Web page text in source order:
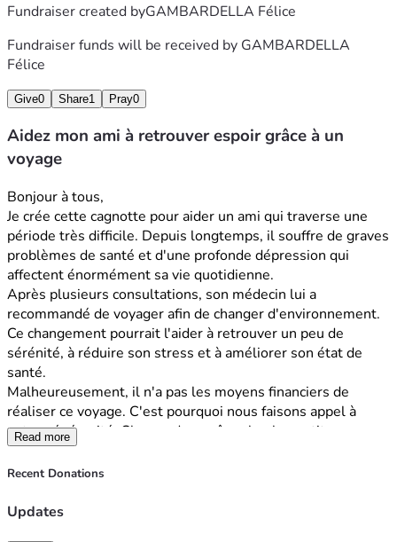
Fundraiser created byGAMBARDELLA Félice
Fundraiser funds will be received by GAMBARDELLA
Félice
Give0 Share1 Pray0
Aidez mon ami à retrouver espoir grâce à un
voyage
Bonjour à tous,
Je crée cette cagnotte pour aider un ami qui traverse une
période très difficile. Depuis longtemps, il souffre de graves
problèmes de santé et d'une profonde dépression qui
affectent énormément sa vie quotidienne.
Après plusieurs consultations, son médecin lui a
recommandé de voyager afin de changer d'environnement.
Ce changement pourrait l'aider à retrouver un peu de
sérénité, à réduire son stress et à améliorer son état de
santé.
Malheureusement, il n'a pas les moyens financiers de
réaliser ce voyage. C'est pourquoi nous faisons appel à
votre générosité. Chaque don, même le plus petit, nous
rapprochera de cet objectif.
Si vous ne pouvez pas faire un don, un simple partage de
Merci du fond du cœur pour votre soutien, votre solidarité
Read more
Recent Donations
Updates